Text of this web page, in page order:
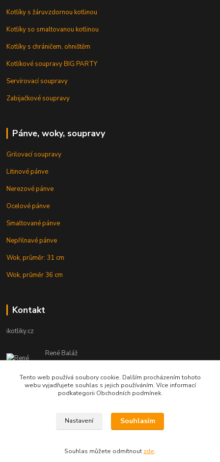
Kotlíky s žáruvzdornou kotlinou
Kotlíky so smaltovanou kotlinou
Kotlíky s chráničem, ohništěm
Kotlíkové soupravy BIG PARTY
Servírovací soupravy
Zabijačkové soupravy
Pánve, woky, soupravy
Grilovací soupravy
Litinové pánve
Nerezové pánve
Ocelové pánve
Smaltované pánve
Nepřilnavé pánve
Wok, průměr: 31 cm
Wok, průměr 36 cm
Kontakt
ikotliky.cz
René Baláž
Eshop: +421 902 212 007
od 8:00 - do 16:00 hod
info@ikotliky.cz
Copyright © 2014-2020 IKOTLIKY.CZ, všetky práva vyhradené..
Tento web používá soubory cookie. Dalším procházením tohoto
webu vyjadřujete souhlas s jejich používáním. Více informací
podkategorii Obchodních podmínek.
Nastavení Souhlasím
Souhlas můžete odmítnout zde.